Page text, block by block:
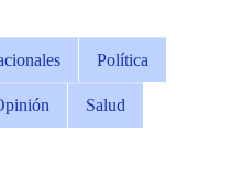
Política
Salud